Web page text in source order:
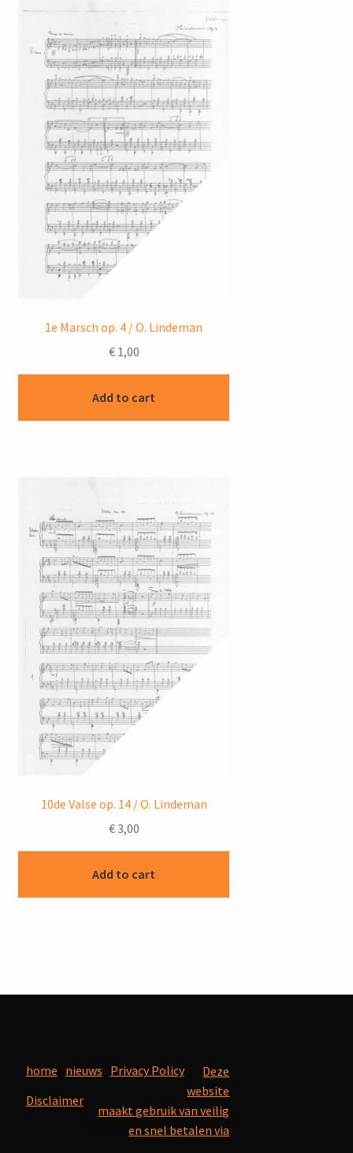
1e Marsch op. 4 / O. Lindeman
€1,00
Add to cart
10de Valse op. 14 / O. Lindeman
€3,00
Add to cart
home nieuws Privacy Policy
Disclaimer
Deze
website
maakt gebruik van veilig
en snel betalen via